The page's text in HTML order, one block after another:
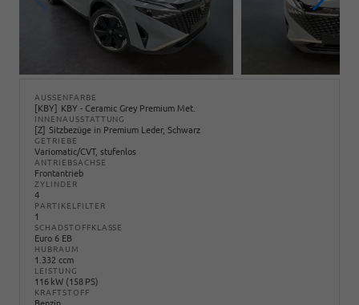
AUSSENFARBE
KBY KBY - Ceramic Grey Premium Met.
INNENAUSSTATTUNG
Z Sitzbezüge in Premium Leder, Schwarz
GETRIEBE
Variomatic/CVT, stufenlos
ANTRIEBSACHSE
Frontantrieb
ZYLINDER
4
PARTIKELFILTER
1
SCHADSTOFFKLASSE
Euro 6 EB
HUBRAUM
1.332 ccm
LEISTUNG
116 kW (158 PS)
KRAFTSTOFF